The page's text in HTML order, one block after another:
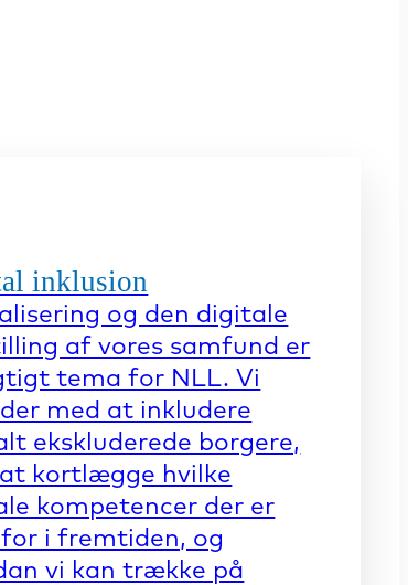
inklusion
og den digitale
af vores samfund er
tema for NLL. Vi
med at inkludere
ekskluderede borgere,
kortlægge hvilke
kompetencer der er
i fremtiden, og
vi kan trække på